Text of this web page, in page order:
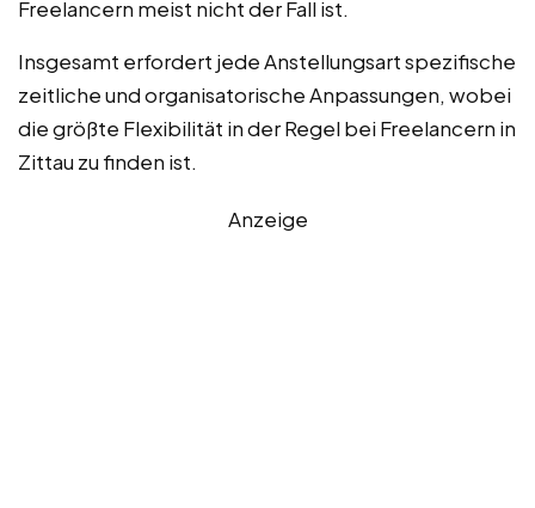
Freelancern meist nicht der Fall ist.
Insgesamt erfordert jede Anstellungsart spezifische
zeitliche und organisatorische Anpassungen, wobei
die größte Flexibilität in der Regel bei Freelancern in
Zittau zu finden ist.
Anzeige